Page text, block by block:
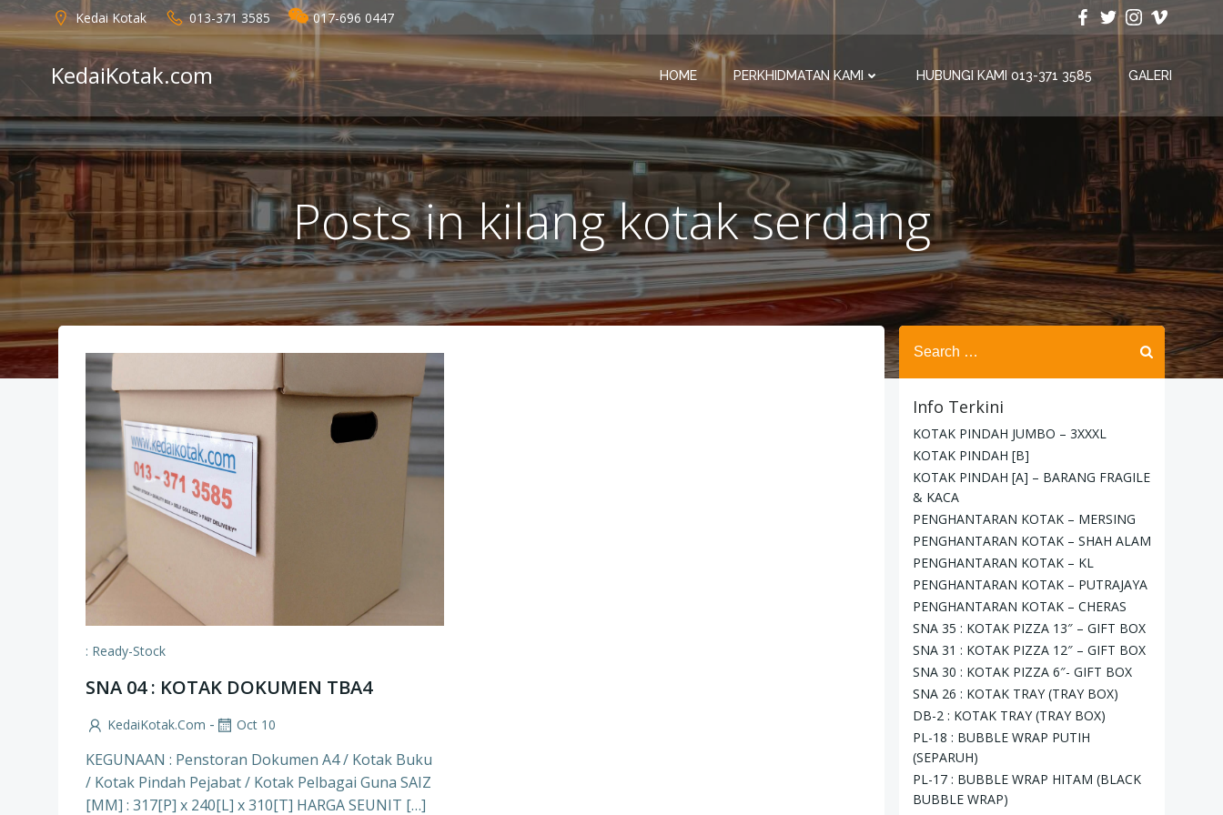
Skip
to
content
Kedai Kotak 013-371 3585 017-696 0447
KedaiKotak.com HOME PERKHIDMATAN KAMI HUBUNGI KAMI 013-371 3585 GALERI
Posts in kilang kotak serdang
: Ready-Stock
SNA 04 : KOTAK DOKUMEN TBA4
KedaiKotak.com - Oct 10
KEGUNAAN : Penstoran Dokumen A4 / Kotak Buku
/ Kotak Pindah Pejabat / Kotak Pelbagai Guna SAIZ
[MM] : 317[P] x 240[L] x 310[T] HARGA SEUNIT […]
Search
for:
Info Terkini
KOTAK PINDAH JUMBO – 3XXXL
KOTAK PINDAH [B]
KOTAK PINDAH [A] – BARANG FRAGILE
& KACA
PENGHANTARAN KOTAK – MERSING
PENGHANTARAN KOTAK – SHAH ALAM
PENGHANTARAN KOTAK – KL
PENGHANTARAN KOTAK – PUTRAJAYA
PENGHANTARAN KOTAK – CHERAS
SNA 35 : KOTAK PIZZA 13″ – GIFT BOX
SNA 31 : KOTAK PIZZA 12″ – GIFT BOX
SNA 30 : KOTAK PIZZA 6″- GIFT BOX
SNA 26 : KOTAK TRAY (TRAY BOX)
DB-2 : KOTAK TRAY (TRAY BOX)
PL-18 : BUBBLE WRAP PUTIH
(SEPARUH)
PL-17 : BUBBLE WRAP HITAM (BLACK
BUBBLE WRAP)